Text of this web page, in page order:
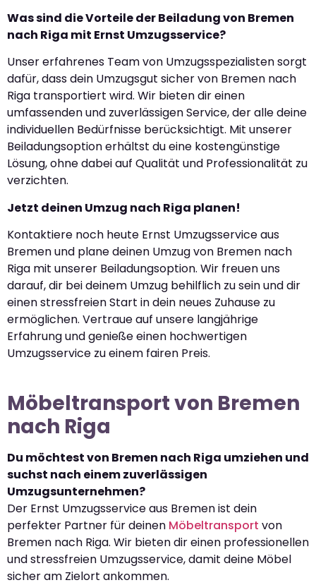
Was sind die Vorteile der Beiladung von Bremen
nach Riga mit Ernst Umzugsservice?
Unser erfahrenes Team von Umzugsspezialisten sorgt
dafür, dass dein Umzugsgut sicher von Bremen nach
Riga transportiert wird. Wir bieten dir einen
umfassenden und zuverlässigen Service, der alle deine
individuellen Bedürfnisse berücksichtigt. Mit unserer
Beiladungsoption erhältst du eine kostengünstige
Lösung, ohne dabei auf Qualität und Professionalität zu
verzichten.
Jetzt deinen Umzug nach Riga planen!
Kontaktiere noch heute Ernst Umzugsservice aus
Bremen und plane deinen Umzug von Bremen nach
Riga mit unserer Beiladungsoption. Wir freuen uns
darauf, dir bei deinem Umzug behilflich zu sein und dir
einen stressfreien Start in dein neues Zuhause zu
ermöglichen. Vertraue auf unsere langjährige
Erfahrung und genieße einen hochwertigen
Umzugsservice zu einem fairen Preis.
Möbeltransport von Bremen
nach Riga
Du möchtest von Bremen nach Riga umziehen und
suchst nach einem zuverlässigen
Umzugsunternehmen?
Der Ernst Umzugsservice aus Bremen ist dein
perfekter Partner für deinen Möbeltransport von
Bremen nach Riga. Wir bieten dir einen professionellen
und stressfreien Umzugsservice, damit deine Möbel
sicher am Zielort ankommen.